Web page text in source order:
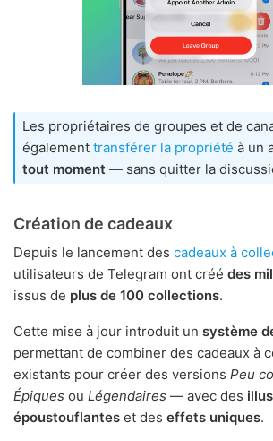
Les propriétaires de groupes et de
également transférer la propriété à un
tout moment — sans quitter la
Création de cadeaux
Depuis le lancement des cadeaux à
utilisateurs de Telegram ont créé des
issus de plus de 100 collections.
Cette mise à jour introduit un système
permettant de combiner des cadeaux à
existants pour créer des versions Peu
Épiques ou Légendaires — avec des
époustouflantes et des effets uniques.